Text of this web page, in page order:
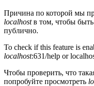
Причина по которой мы
localhostв том, чтобы быть
публично.
To check if this feature is
localhost:631/help or
Чтобы проверить, что
попробуйте просмотреть